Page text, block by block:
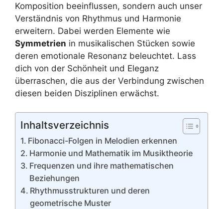
Komposition beeinflussen, sondern auch unser
Verständnis von Rhythmus und Harmonie
erweitern. Dabei werden Elemente wie
Symmetrien in musikalischen Stücken sowie
deren emotionale Resonanz beleuchtet. Lass
dich von der Schönheit und Eleganz
überraschen, die aus der Verbindung zwischen
diesen beiden Disziplinen erwächst.
Inhaltsverzeichnis
Fibonacci-Folgen in Melodien erkennen
Harmonie und Mathematik im Musiktheorie
Frequenzen und ihre mathematischen
Beziehungen
Rhythmusstrukturen und deren
geometrische Muster